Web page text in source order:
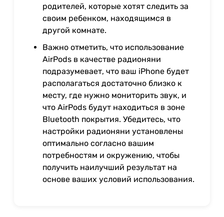
родителей, которые хотят следить за
своим ребенком, находящимся в
другой комнате.
Важно отметить, что использование
AirPods в качестве радионяни
подразумевает, что ваш iPhone будет
располагаться достаточно близко к
месту, где нужно мониторить звук, и
что AirPods будут находиться в зоне
Bluetooth покрытия. Убедитесь, что
настройки радионяни установлены
оптимально согласно вашим
потребностям и окружению, чтобы
получить наилучший результат на
основе ваших условий использования.